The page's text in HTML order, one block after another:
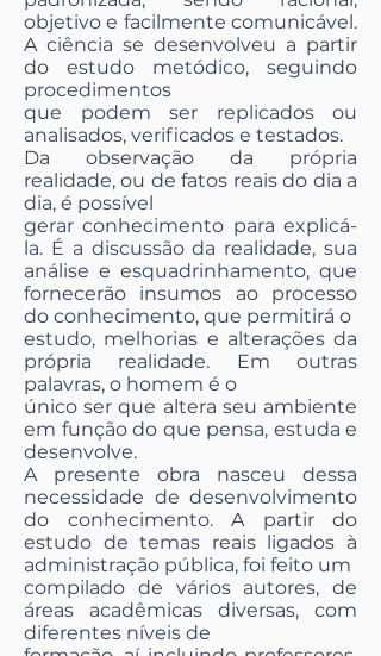
objetivo e facilmente comunicável.
A ciência se desenvolveu a partir
do estudo metódico, seguindo
procedimentos
que podem ser replicados ou
analisados, verificados e testados.
Da observação da própria
realidade, ou de fatos reais do dia a
dia, é possível
gerar conhecimento para explicá-
la. É a discussão da realidade, sua
análise e esquadrinhamento, que
fornecerão insumos ao processo
do conhecimento, que permitirá o
estudo, melhorias e alterações da
própria realidade. Em outras
palavras, o homem é o
único ser que altera seu ambiente
em função do que pensa, estuda e
desenvolve.
A presente obra nasceu dessa
necessidade de desenvolvimento
do conhecimento. A partir do
estudo de temas reais ligados à
administração pública, foi feito um
compilado de vários autores, de
áreas acadêmicas diversas, com
diferentes níveis de